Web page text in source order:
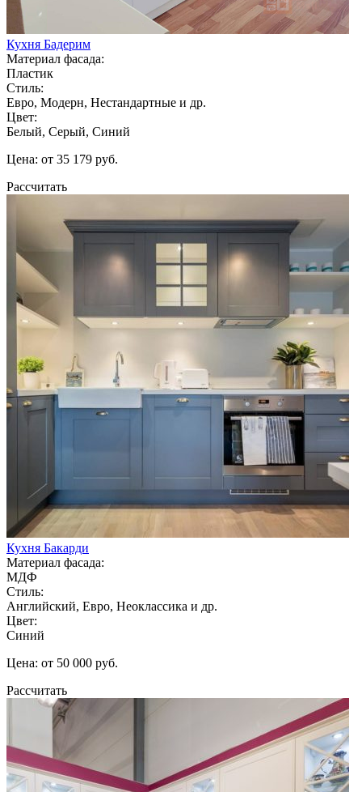
Кухня Бадерим
Материал фасада:
Пластик
Стиль:
Евро, Модерн, Нестандартные и др.
Цвет:
Белый, Серый, Синий
Цена: от 35 179 руб.
Рассчитать
Кухня Бакарди
Материал фасада:
МДФ
Стиль:
Английский, Евро, Неоклассика и др.
Цвет:
Синий
Цена: от 50 000 руб.
Рассчитать